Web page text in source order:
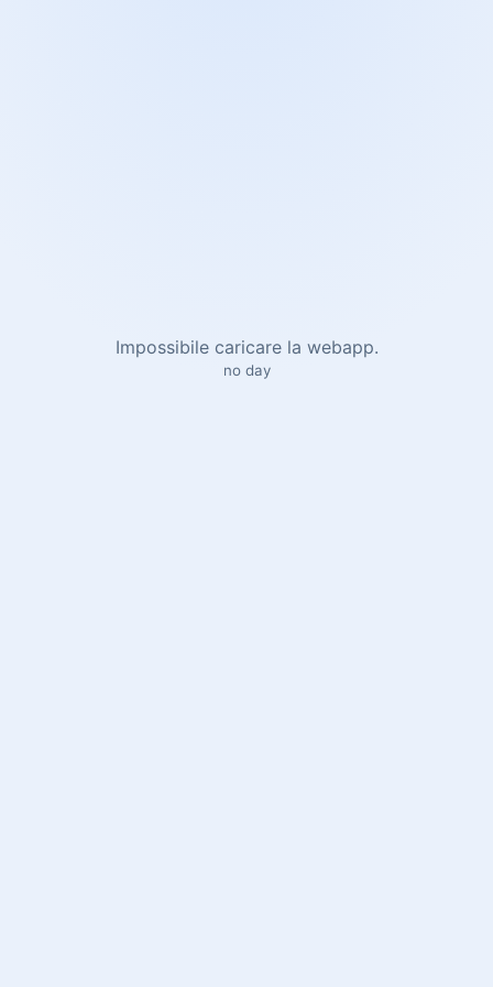
Impossibile caricare la webapp.
no day